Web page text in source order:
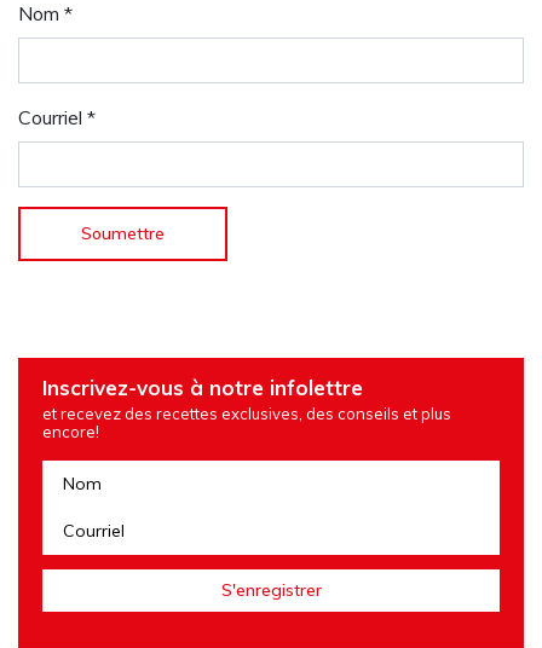
Nom *
Courriel *
Inscrivez-vous à notre infolettre
et recevez des recettes exclusives, des conseils et plus
encore!